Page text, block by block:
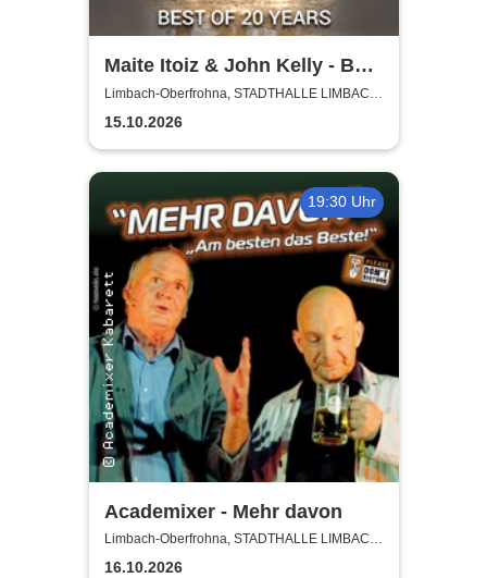
Maite Itoiz & John Kelly - Best
of 20 Years - Anniversary
Tour 2026
Limbach-Oberfrohna, STADTHALLE LIMBACH-
OBERFROHNA
15.10.2026
19:30 Uhr
Academixer - Mehr davon
Limbach-Oberfrohna, STADTHALLE LIMBACH-
OBERFROHNA
16.10.2026